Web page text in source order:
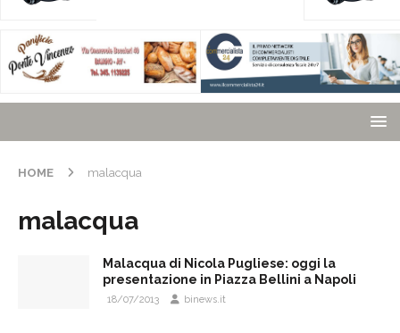
HOME malacqua
malacqua
Malacqua di Nicola Pugliese: oggi la
presentazione in Piazza Bellini a Napoli
18/07/2013 binews.it